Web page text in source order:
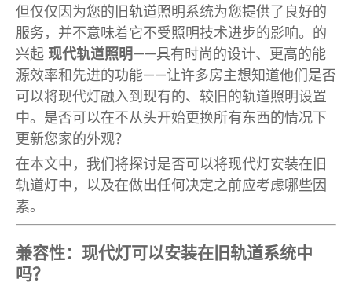
但仅仅因为您的旧轨道照明系统为您提供了良好的
服务，并不意味着它不受照明技术进步的影响。的
兴起 现代轨道照明——具有时尚的设计、更高的能
源效率和先进的功能——让许多房主想知道他们是否
可以将现代灯融入到现有的、较旧的轨道照明设置
中。是否可以在不从头开始更换所有东西的情况下
更新您家的外观？
在本文中，我们将探讨是否可以将现代灯安装在旧
轨道灯中，以及在做出任何决定之前应考虑哪些因
素。
兼容性：现代灯可以安装在旧轨道系统中
吗？